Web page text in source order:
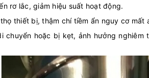
rơ lắc, giảm hiệu suất hoạt động.
thiết bị, thậm chí tiềm ẩn nguy cơ mất
chuyển hoặc bị kẹt, ảnh hưởng